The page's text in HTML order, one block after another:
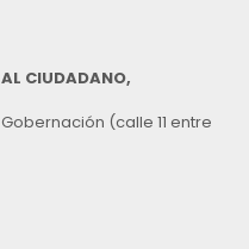
CIUDADANO,
(calle 11 entre